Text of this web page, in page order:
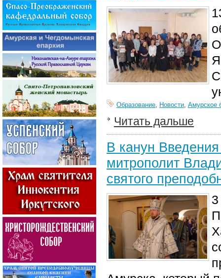
Образование, Новости, Амурское
Читать дальше
В канун
митрополит
святого